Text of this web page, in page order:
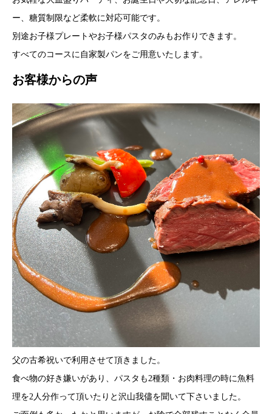
ー、糖質制限など柔軟に対応可能です。
別途お子様プレートやお子様パスタのみもお作りできます。
すべてのコースに自家製パンをご用意いたします。
お客様からの声
父の古希祝いで利用させて頂きました。
食べ物の好き嫌いがあり、パスタも2種類・お肉料理の時に魚料
理を2人分作って頂いたりと沢山我儘を聞いて下さいました。